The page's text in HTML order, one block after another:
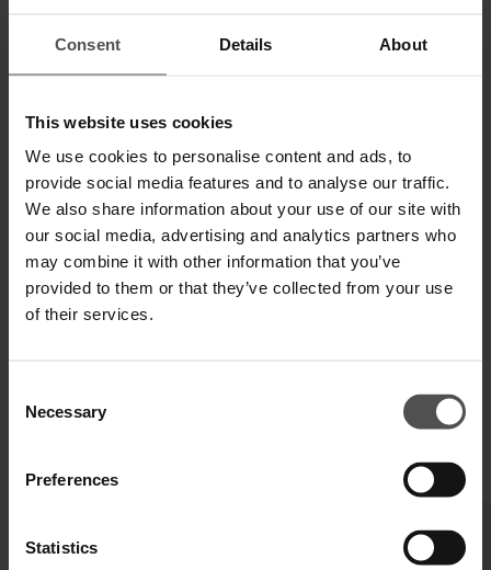
Consent Details About
This website uses cookies
We use cookies to personalise content and ads, to
provide social media features and to analyse our traffic.
We also share information about your use of our site with
our social media, advertising and analytics partners who
may combine it with other information that you’ve
provided to them or that they’ve collected from your use
of their services.
Selection
Necessary
Preferences
Statistics
VERSAND UND RETOUREN
TECHNISCHE SPEZIFIKATIONEN
DIGITALER PRODUKTPASS
VERVOLLSTÄNDIGEN SIE IHREN LOOK